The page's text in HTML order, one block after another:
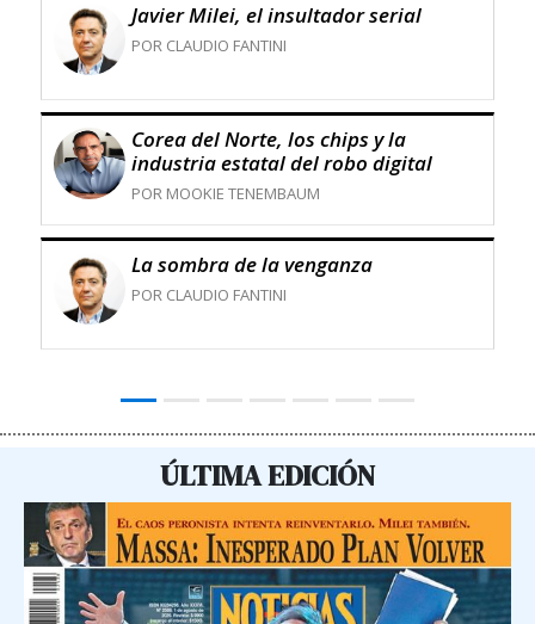
Javier Milei, el insultador serial
POR CLAUDIO FANTINI
Corea del Norte, los chips y la
industria estatal del robo digital
POR MOOKIE TENEMBAUM
La sombra de la venganza
POR CLAUDIO FANTINI
ÚLTIMA EDICIÓN